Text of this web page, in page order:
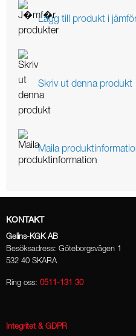
Lägg till produkt i
Skriv ut denna produkt
Maila
KONTAKT
Gelins-KGK AB
Besöksadress: Göteborgsvägen 1
532 40 SKARA
Ring oss: 0511-131 30
Integritet & GDPR